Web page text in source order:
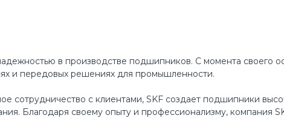
в производстве подшипников. С момента своего
и передовых решениях для промышленности.
сотрудничество с клиентами, SKF создает подшипники
Благодаря своему опыту и профессионализму, компания